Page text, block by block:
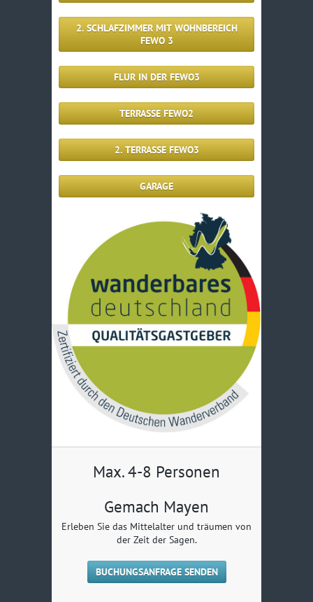
2. SCHLAFZIMMER MIT WOHNBEREICH
FEWO 3
FLUR IN DER FEWO3
TERRASSE FEWO2
2. TERRASSE FEWO3
GARAGE
Max. 4-8 Personen
Gemach Mayen
Erleben Sie das Mittelalter und träumen von
der Zeit der Sagen.
BUCHUNGSANFRAGE SENDEN